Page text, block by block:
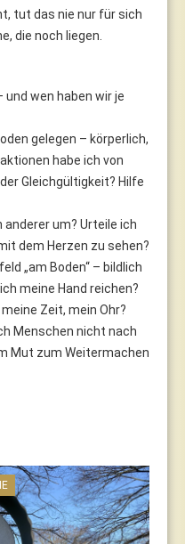
tut das nie nur für sich
die noch liegen.
und wen haben wir je
gelegen – körperlich,
habe ich von
Gleichgültigkeit? Hilfe
um? Urteile ich
dem Herzen zu sehen?
„am Boden“ – bildlich
meine Hand reichen?
Zeit, mein Ohr?
Menschen nicht nach
Mut zum Weitermachen